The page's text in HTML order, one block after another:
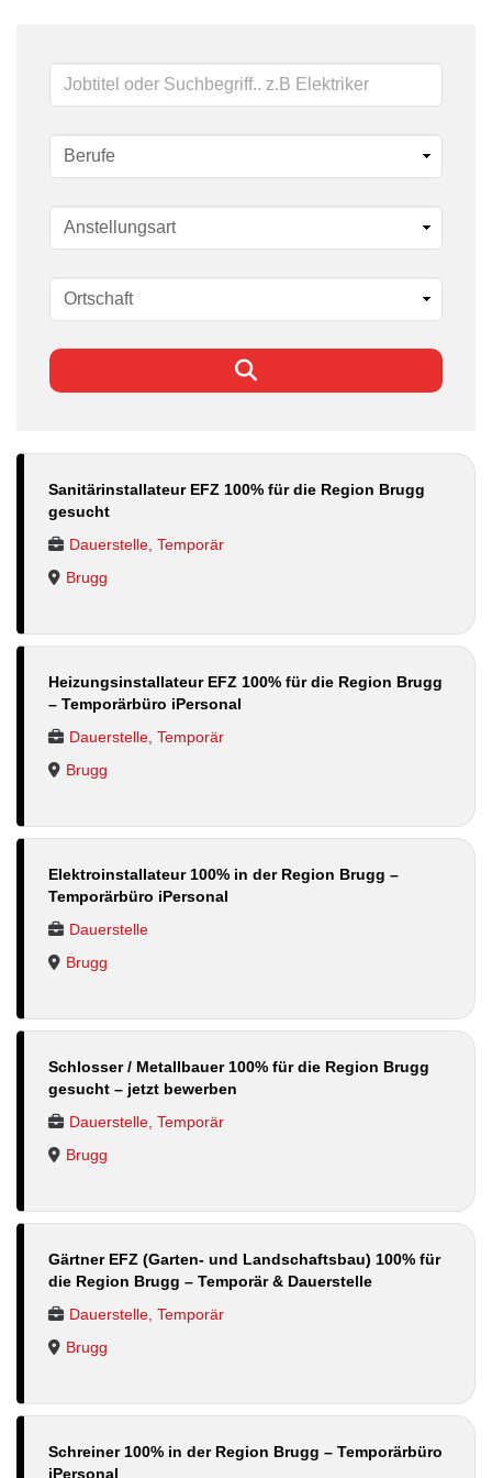
Schlüsselwörter
Sanitärinstallateur EFZ 100% für die Region Brugg
gesucht
Dauerstelle, Temporär
Brugg
Heizungsinstallateur EFZ 100% für die Region Brugg
– Temporärbüro iPersonal
Dauerstelle, Temporär
Brugg
Elektroinstallateur 100% in der Region Brugg –
Temporärbüro iPersonal
Dauerstelle
Brugg
Schlosser / Metallbauer 100% für die Region Brugg
gesucht – jetzt bewerben
Dauerstelle, Temporär
Brugg
Gärtner EFZ (Garten- und Landschaftsbau) 100% für
die Region Brugg – Temporär & Dauerstelle
Dauerstelle, Temporär
Brugg
Schreiner 100% in der Region Brugg – Temporärbüro
iPersonal